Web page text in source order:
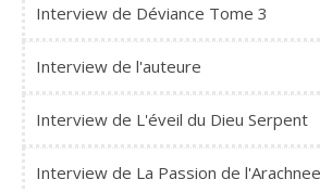
Interview de Déviance Tome 3
Interview de l'auteure
Interview de L'éveil du Dieu Serpent
Interview de La Passion de